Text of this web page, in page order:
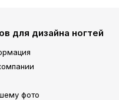
для дизайна ногтей
фото